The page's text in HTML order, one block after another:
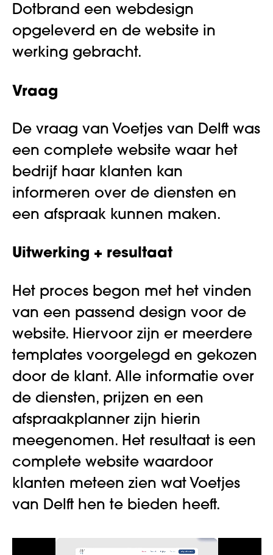
Dotbrand een webdesign
opgeleverd en de website in
werking gebracht.
Vraag
De vraag van Voetjes van Delft was
een complete website waar het
bedrijf haar klanten kan
informeren over de diensten en
een afspraak kunnen maken.
Uitwerking + resultaat
Het proces begon met het vinden
van een passend design voor de
website. Hiervoor zijn er meerdere
templates voorgelegd en gekozen
door de klant. Alle informatie over
de diensten, prijzen en een
afspraakplanner zijn hierin
meegenomen. Het resultaat is een
complete website waardoor
klanten meteen zien wat Voetjes
van Delft hen te bieden heeft.